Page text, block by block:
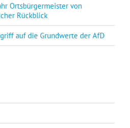
Ortsbürgermeister von
Rückblick
auf die Grundwerte der AfD